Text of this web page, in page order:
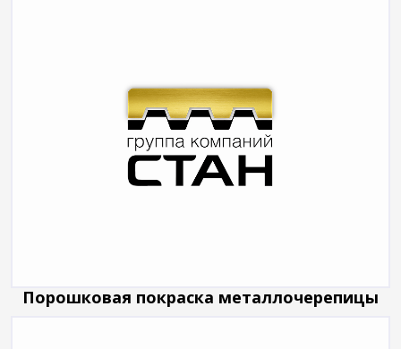
Порошковая покраска металлочерепицы